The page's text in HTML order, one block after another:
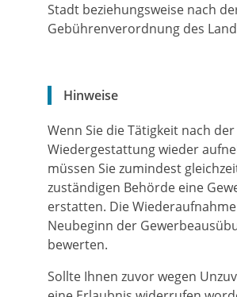
Stadt beziehungsweise nach
Gebührenverordnung des
Hinweise
Wenn Sie die Tätigkeit nach der
Wiedergestattung wieder
müssen Sie zumindest
zuständigen Behörde eine
erstatten. Die
Neubeginn der
bewerten.
Sollte Ihnen zuvor wegen